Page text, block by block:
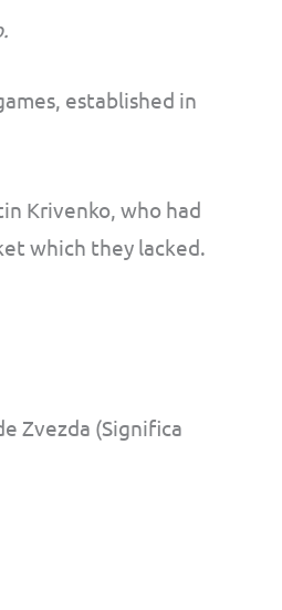
established in
Krivenko, who had
which they lacked.
Zvezda (Significa